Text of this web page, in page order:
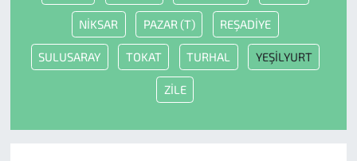
NİKSAR PAZAR (T) REŞADİYE
SULUSARAY TOKAT TURHAL YEŞİLYURT
ZİLE